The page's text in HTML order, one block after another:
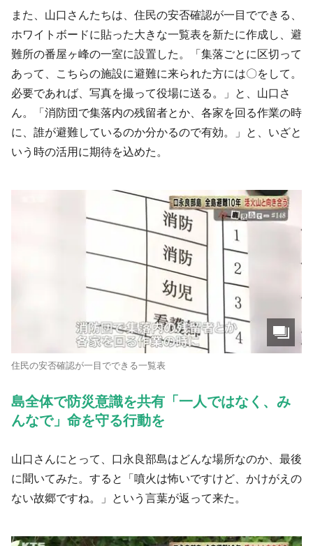
また、山口さんたちは、住民の安否確認が一目でできる、
ホワイトボードに貼った大きな一覧表を新たに作成し、避
難所の番屋ヶ峰の一室に設置した。「集落ごとに区切って
あって、こちらの施設に避難に来られた方には〇をして。
必要であれば、写真を撮って役場に送る。」と、山口さ
ん。「消防団で集落内の残留者とか、各家を回る作業の時
に、誰が避難しているのか分かるので有効。」と、いざと
いう時の活用に期待を込めた。
住民の安否確認が一目でできる一覧表
島全体で防災意識を共有「一人ではなく、み
んなで」命を守る行動を
山口さんにとって、口永良部島はどんな場所なのか、最後
に聞いてみた。すると「噴火は怖いですけど、かけがえの
ない故郷ですね。」という言葉が返って来た。